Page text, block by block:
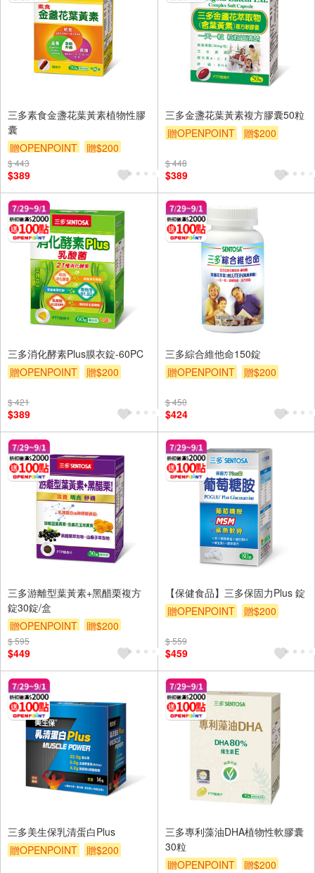
三多素食金盞花葉黃素植物性膠
囊
贈OPENPOINT
贈$200
$ 443
$389
三多金盞花葉黃素複方膠囊50粒
贈OPENPOINT
贈$200
$ 448
$389
三多消化酵素Plus膜衣錠-60PC
贈OPENPOINT
贈$200
$ 421
$389
三多綜合維他命150錠
贈OPENPOINT
贈$200
$ 450
$424
三多游離型葉黃素+黑醋栗複方
錠30錠/盒
贈OPENPOINT
贈$200
$ 595
$449
【保健食品】三多保固力Plus 錠
贈OPENPOINT
贈$200
$ 559
$459
三多美生保乳清蛋白Plus
贈OPENPOINT
贈$200
三多專利藻油DHA植物性軟膠囊
30粒
贈OPENPOINT
贈$200